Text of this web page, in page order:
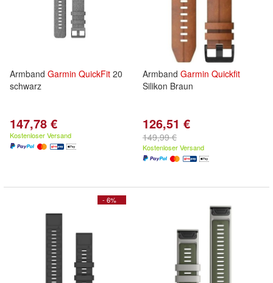
Armband Garmin QuickFit 20
schwarz
147,78 €
Kostenloser Versand
Armband Garmin Quickfit
Silikon Braun
126,51 €
149,99 €
Kostenloser Versand
- 6%